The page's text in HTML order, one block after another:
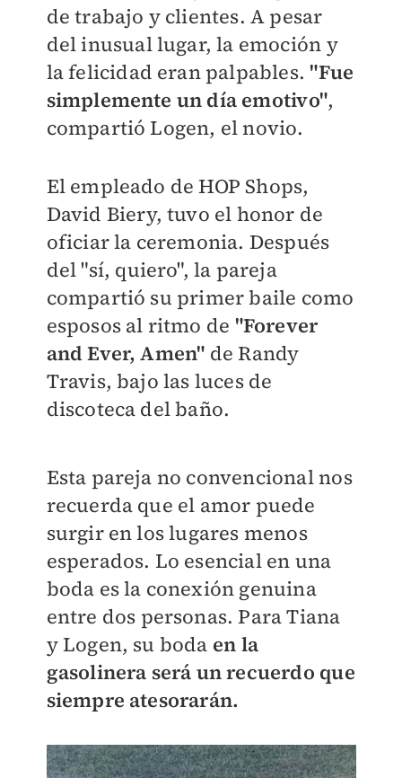
de trabajo y clientes. A pesar
del inusual lugar, la emoción y
la felicidad eran palpables. "Fue
simplemente un día emotivo",
compartió Logen, el novio.
El empleado de HOP Shops,
David Biery, tuvo el honor de
oficiar la ceremonia. Después
del "sí, quiero", la pareja
compartió su primer baile como
esposos al ritmo de "Forever
and Ever, Amen" de Randy
Travis, bajo las luces de
discoteca del baño.
Esta pareja no convencional nos
recuerda que el amor puede
surgir en los lugares menos
esperados. Lo esencial en una
boda es la conexión genuina
entre dos personas. Para Tiana
y Logen, su boda en la
gasolinera será un recuerdo que
siempre atesorarán.